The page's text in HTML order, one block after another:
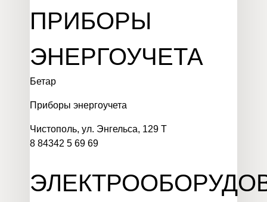
ПРИБОРЫ
ЭНЕРГОУЧЕТА
Бетар
Приборы энергоучета
Чистополь, ул. Энгельса, 129 Т
8 84342 5 69 69